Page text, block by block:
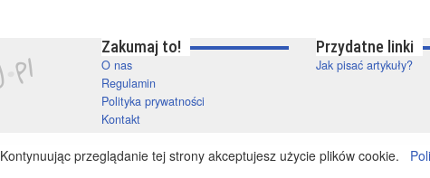
Zakumaj to!
O nas
Regulamin
Polityka prywatności
Kontakt
Przydatne linki
Jak pisać artykuły?
Kontynuując przeglądanie tej strony akceptujesz użycie plików cookie.